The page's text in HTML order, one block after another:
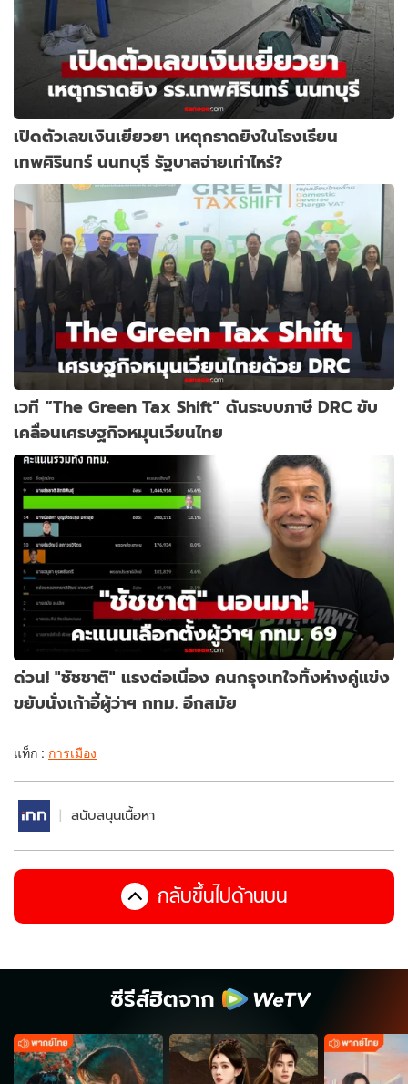
เปิดตัวเลขเงินเยียวยา เหตุกราดยิงในโรงเรียน
เทพศิรินทร์ นนทบุรี รัฐบาลจ่ายเท่าไหร่?
เวที “The Green Tax Shift” ดันระบบภาษี DRC ขับ
เคลื่อนเศรษฐกิจหมุนเวียนไทย
ด่วน! "ชัชชาติ" แรงต่อเนื่อง คนกรุงเทใจทิ้งห่างคู่แข่ง
ขยับนั่งเก้าอี้ผู้ว่าฯ กทม. อีกสมัย
แท็ก : การเมือง
สนับสนุนเนื้อหา
กลับขึ้นไปด้านบน
ซีรีส์ฮิตจาก